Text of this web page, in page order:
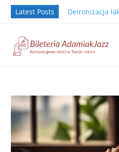
Latest Posts Deironizacja